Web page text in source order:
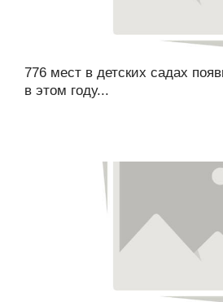
776 мест в детских садах
в этом году...